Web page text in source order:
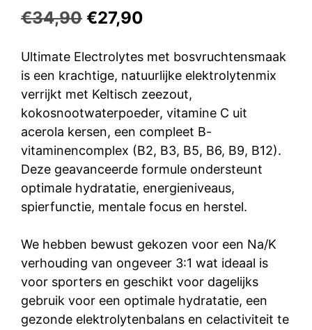
€34,90 Oorspronkelijke
was:
€34,90.
€27,90
is:
€27,90.
Ultimate Electrolytes met bosvruchtensmaak
is een krachtige, natuurlijke elektrolytenmix
verrijkt met Keltisch zeezout,
kokosnootwaterpoeder, vitamine C uit
acerola kersen, een compleet B-
vitaminencomplex (B2, B3, B5, B6, B9, B12).
Deze geavanceerde formule ondersteunt
optimale hydratatie, energieniveaus,
spierfunctie, mentale focus en herstel.
We hebben bewust gekozen voor een Na/K
verhouding van ongeveer 3:1 wat ideaal is
voor sporters en geschikt voor dagelijks
gebruik voor een optimale hydratatie, een
gezonde elektrolytenbalans en celactiviteit te